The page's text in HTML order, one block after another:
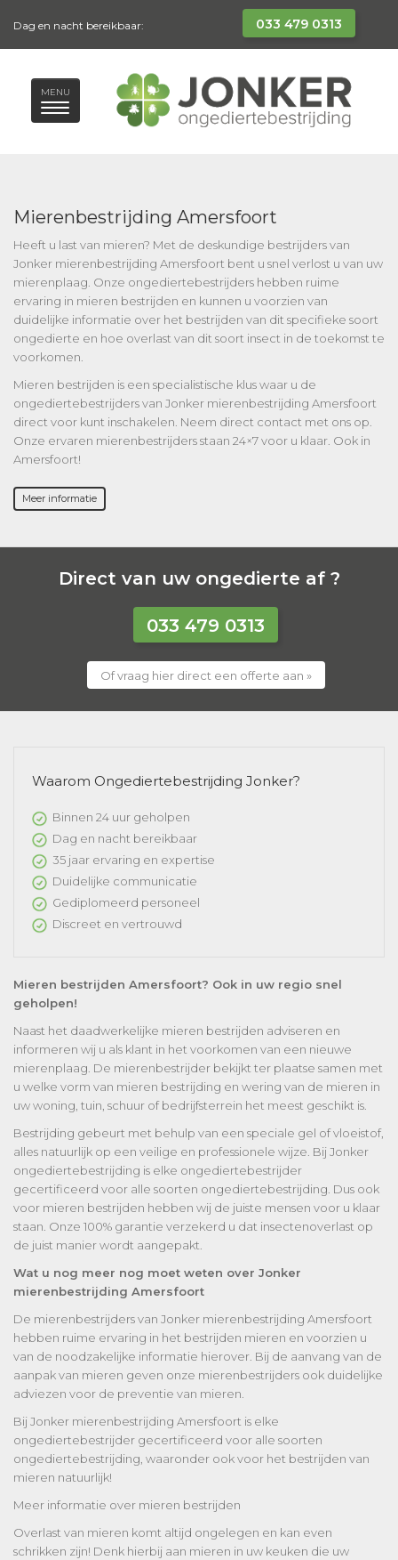
Dag en nacht bereikbaar: 033 479 0313
MENU
Mierenbestrijding Amersfoort
Heeft u last van mieren? Met de deskundige bestrijders van
Jonker mierenbestrijding Amersfoort bent u snel verlost u van uw
mierenplaag. Onze ongediertebestrijders hebben ruime
ervaring in mieren bestrijden en kunnen u voorzien van
duidelijke informatie over het bestrijden van dit specifieke soort
ongedierte en hoe overlast van dit soort insect in de toekomst te
voorkomen.
Mieren bestrijden is een specialistische klus waar u de
ongediertebestrijders van Jonker mierenbestrijding Amersfoort
direct voor kunt inschakelen. Neem direct contact met ons op.
Onze ervaren mierenbestrijders staan 24×7 voor u klaar. Ook in
Amersfoort!
Meer informatie
Direct van uw ongedierte af ?
033 479 0313
Of vraag hier direct een offerte aan »
Waarom Ongediertebestrijding Jonker?
Binnen 24 uur geholpen
Dag en nacht bereikbaar
35 jaar ervaring en expertise
Duidelijke communicatie
Gediplomeerd personeel
Discreet en vertrouwd
Mieren bestrijden Amersfoort? Ook in uw regio snel
geholpen!
Naast het daadwerkelijke mieren bestrijden adviseren en
informeren wij u als klant in het voorkomen van een nieuwe
mierenplaag. De mierenbestrijder bekijkt ter plaatse samen met
u welke vorm van mieren bestrijding en wering van de mieren in
uw woning, tuin, schuur of bedrijfsterrein het meest geschikt is.
Bestrijding gebeurt met behulp van een speciale gel of vloeistof,
alles natuurlijk op een veilige en professionele wijze. Bij Jonker
ongediertebestrijding is elke ongediertebestrijder
gecertificeerd voor alle soorten ongediertebestrijding. Dus ook
voor mieren bestrijden hebben wij de juiste mensen voor u klaar
staan. Onze 100% garantie verzekerd u dat insectenoverlast op
de juist manier wordt aangepakt.
Wat u nog meer nog moet weten over Jonker
mierenbestrijding Amersfoort
De mierenbestrijders van Jonker mierenbestrijding Amersfoort
hebben ruime ervaring in het bestrijden mieren en voorzien u
van de noodzakelijke informatie hierover. Bij de aanvang van de
aanpak van mieren geven onze mierenbestrijders ook duidelijke
adviezen voor de preventie van mieren.
Bij Jonker mierenbestrijding Amersfoort is elke
ongediertebestrijder gecertificeerd voor alle soorten
ongediertebestrijding, waaronder ook voor het bestrijden van
mieren natuurlijk!
Meer informatie over mieren bestrijden
Overlast van mieren komt altijd ongelegen en kan even
schrikken zijn! Denk hierbij aan mieren in uw keuken die uw